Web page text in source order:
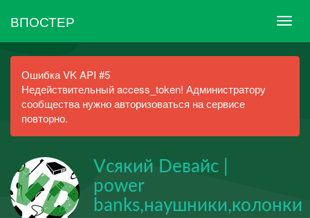
ВПОСТЕР
Ошибка VK API #5
Недействительный access_token! Администратору
сообщества нужно авторизоваться на сервисе
повторно.
Vсякий Dевайс |
power
banks,наушники,колонки